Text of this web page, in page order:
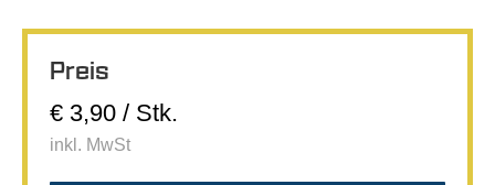
Preis
€ 3,90 / Stk.
inkl. MwSt